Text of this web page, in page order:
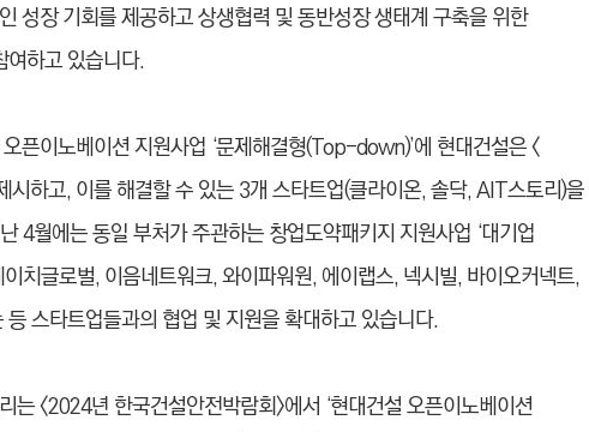
성장 기회를 제공하고 상생협력 및 동반성장 생태계 구축을 위한
하고 있습니다.
픈이노베이션 지원사업 ‘문제해결형(Top-down)’에 현대건설은 <
하고, 이를 해결할 수 있는 3개 스타트업(클라이온, 솔닥, AIT스토리)을
4월에는 동일 부처가 주관하는 창업도약패키지 지원사업 ‘대기업
치글로벌, 이음네트워크, 와이파워원, 에이랩스, 넥시빌, 바이오커넥트,
스타트업들과의 협업 및 지원을 확대하고 있습니다.
는 <2024년 한국건설안전박람회>에서 ‘현대건설 오픈이노베이션